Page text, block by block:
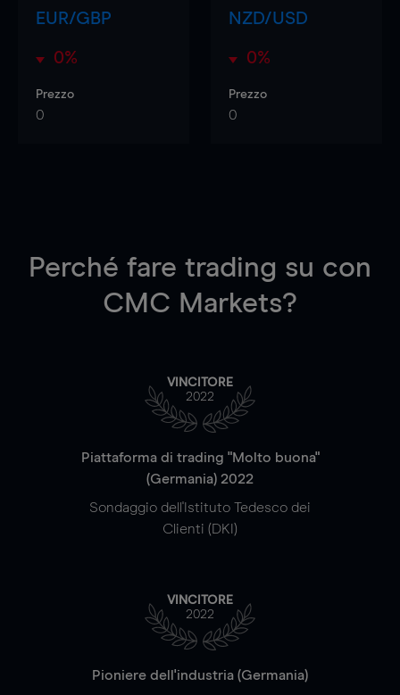
EUR/GBP
0%
Prezzo
0
NZD/USD
0%
Prezzo
0
Perché fare trading su con
CMC Markets?
VINCITORE
2022
Piattaforma di trading "Molto buona"
(Germania) 2022
Sondaggio dell'Istituto Tedesco dei
Clienti (DKI)
VINCITORE
2022
Pioniere dell'industria (Germania)